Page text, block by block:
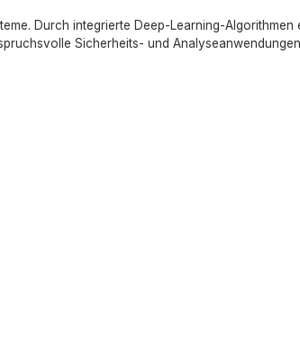
Durch integrierte Deep-Learning-
Sicherheits- und